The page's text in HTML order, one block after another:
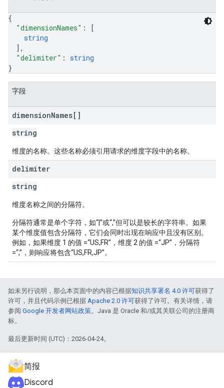
{
"dimensionNames" :
[
string
] ,
"delimiter" : string
}
字段
dimensionNames[]
string
维度的名称。这些名称必须引用请求的维度字段中的名称。
delimiter
string
维度名称之间的分隔符。
分隔符通常是单个字符，如“|”或“,”但可以是较长的字符串。如果
某个维度值包含分隔符，它们会同时出现在响应中且没有区别。
例如，如果维度 1 的值 =“US,FR”，维度 2 的值 =“JP”，分隔符
=“,”，则响应将包含“US,FR,JP”。
如未另行说明，那么本页面中的内容已根据知识共享署名 4.0 许可获得了
许可，并且代码示例已根据 Apache 2.0 许可获得了许可。有关详情，请
参阅 Google 开发者网站政策。Java 是 Oracle 和/或其关联公司的注册商
标。
最后更新时间 (UTC)：2026-04-24。
简报
Discord